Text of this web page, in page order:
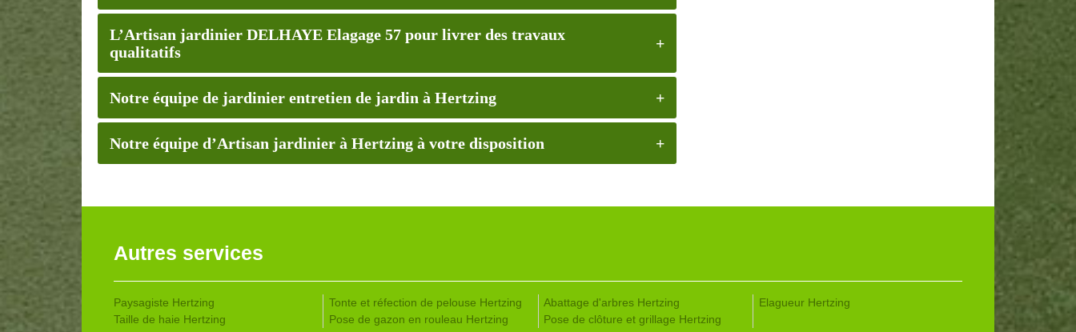
L’Artisan jardinier DELHAYE Elagage 57 pour livrer des travaux
qualitatifs
Notre équipe de jardinier entretien de jardin à Hertzing
Notre équipe d’Artisan jardinier à Hertzing à votre disposition
Autres services
Paysagiste Hertzing
Taille de haie Hertzing
Tonte et réfection de pelouse Hertzing
Pose de gazon en rouleau Hertzing
Abattage d'arbres Hertzing
Pose de clôture et grillage Hertzing
Elagueur Hertzing